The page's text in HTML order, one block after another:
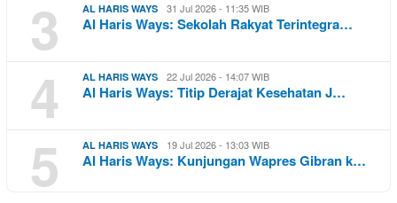
3 AL HARIS WAYS 31 Jul 2026 - 11:35 WIB
Al Haris Ways: Sekolah Rakyat Terintegra…
4 AL HARIS WAYS 22 Jul 2026 - 14:07 WIB
Al Haris Ways: Titip Derajat Kesehatan J…
5 AL HARIS WAYS 19 Jul 2026 - 13:03 WIB
Al Haris Ways: Kunjungan Wapres Gibran k…